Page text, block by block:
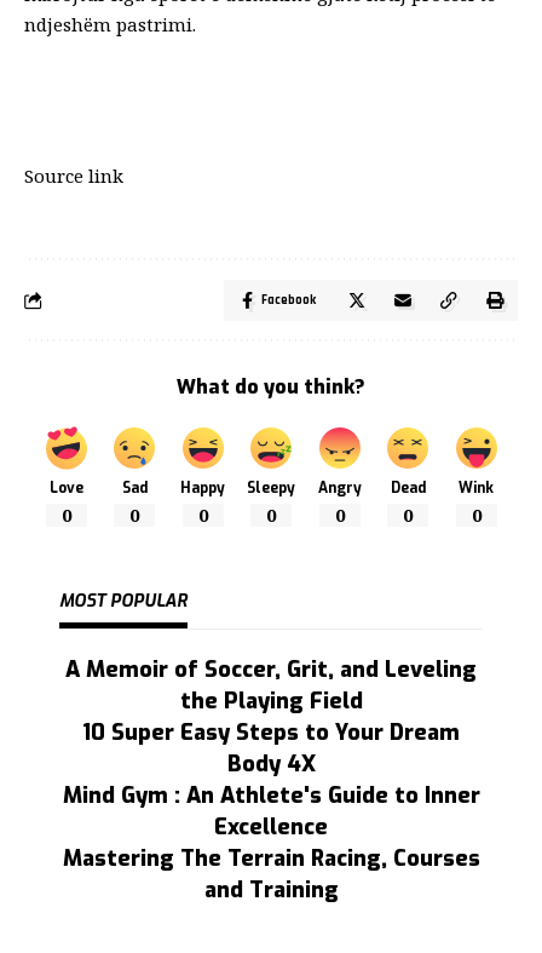
ndjeshëm pastrimi.
Source link
Facebook
What do you think?
Love
0
Sad
0
Happy
0
Sleepy
0
Angry
0
Dead
0
Wink
0
MOST POPULAR
A Memoir of Soccer, Grit, and Leveling
the Playing Field
10 Super Easy Steps to Your Dream
Body 4X
Mind Gym : An Athlete's Guide to Inner
Excellence
Mastering The Terrain Racing, Courses
and Training